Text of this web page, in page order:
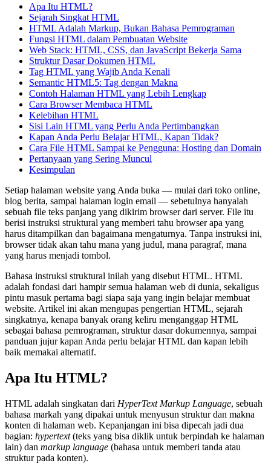
Apa Itu HTML?
Sejarah Singkat HTML
HTML Adalah Markup, Bukan Bahasa Pemrograman
Fungsi HTML dalam Pembuatan Website
Web Stack: HTML, CSS, dan JavaScript Bekerja Sama
Struktur Dasar Dokumen HTML
Tag HTML yang Wajib Anda Kenali
Semantic HTML5: Tag dengan Makna
Contoh Halaman HTML yang Lebih Lengkap
Cara Browser Membaca HTML
Kelebihan HTML
Sisi Lain HTML yang Perlu Anda Pertimbangkan
Kapan Anda Perlu Belajar HTML, Kapan Tidak?
Cara File HTML Sampai ke Pengguna: Hosting dan Domain
Pertanyaan yang Sering Muncul
Kesimpulan
Setiap halaman website yang Anda buka — mulai dari toko online,
blog berita, sampai halaman login email — sebetulnya hanyalah
sebuah file teks panjang yang dikirim browser dari server. File itu
berisi instruksi struktural yang memberi tahu browser apa yang
harus ditampilkan dan bagaimana mengaturnya. Tanpa instruksi ini,
browser tidak akan tahu mana yang judul, mana paragraf, mana
yang harus menjadi tombol.
Bahasa instruksi struktural inilah yang disebut HTML. HTML
adalah fondasi dari hampir semua halaman web di dunia, sekaligus
pintu masuk pertama bagi siapa saja yang ingin belajar membuat
website. Artikel ini akan mengupas pengertian HTML, sejarah
singkatnya, kenapa banyak orang keliru menganggap HTML
sebagai bahasa pemrograman, struktur dasar dokumennya, sampai
panduan jujur kapan Anda perlu belajar HTML dan kapan lebih
baik memakai alternatif.
Apa Itu HTML?
HTML adalah singkatan dari HyperText Markup Language, sebuah
bahasa markah yang dipakai untuk menyusun struktur dan makna
konten di halaman web. Kepanjangan ini bisa dipecah jadi dua
bagian: hypertext(teks yang bisa diklik untuk berpindah ke halaman
lain) dan markup language (bahasa untuk memberi tanda atau
struktur pada konten).